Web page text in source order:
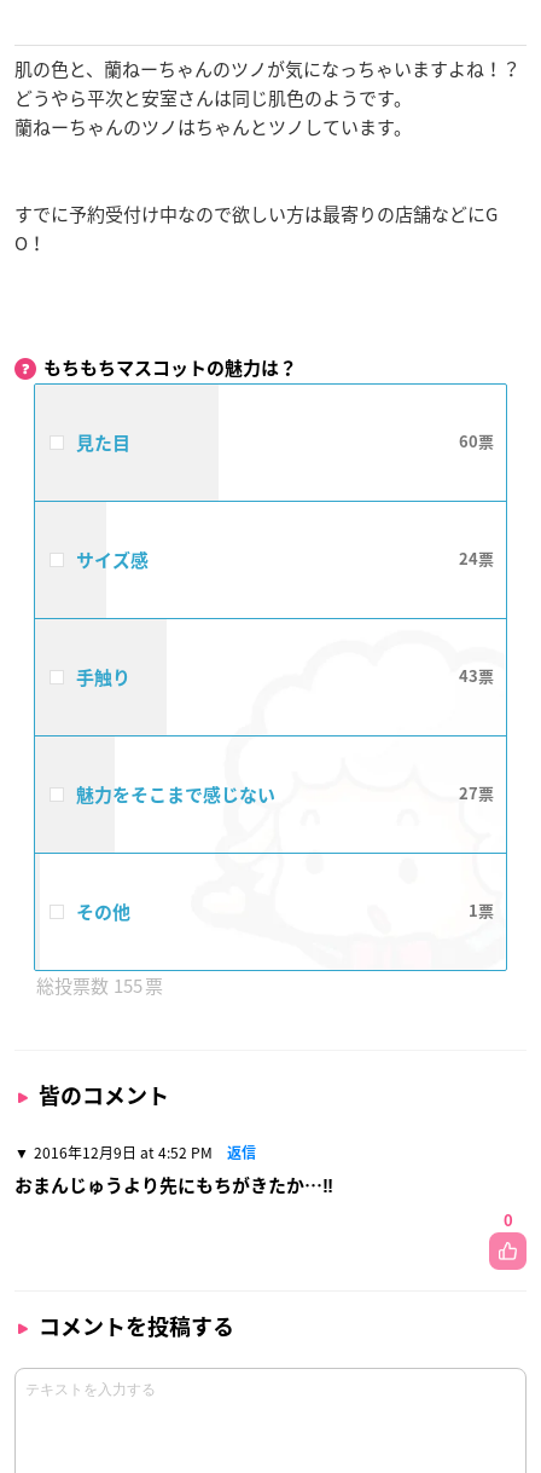
肌の色と、蘭ねーちゃんのツノが気になっちゃいますよね！？
どうやら平次と安室さんは同じ肌色のようです。
蘭ねーちゃんのツノはちゃんとツノしています。
すでに予約受付け中なので欲しい方は最寄りの店舗などにG
O！
もちもちマスコットの魅力は？
見た目 60
サイズ感 24
手触り 43
魅力をそこまで感じない 27
その他 1
155
皆のコメント
2016年12月9日 at 4:52 PM 返信
おまんじゅうより先にもちがきたか…‼
0
コメントを投稿する